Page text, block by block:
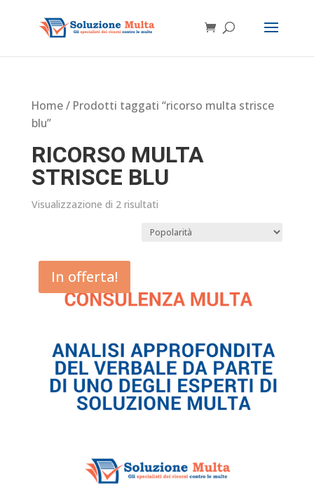
Home/ Prodotti taggati “ricorso multa strisce
blu”
RICORSO MULTA
STRISCE BLU
Visualizzazione di 2 risultati
In offerta!